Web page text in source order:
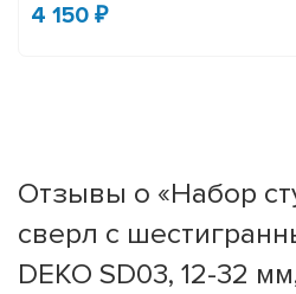
4 150 ₽
Отзывы о «Набор
сверл с
DEKO SD03, 12-32